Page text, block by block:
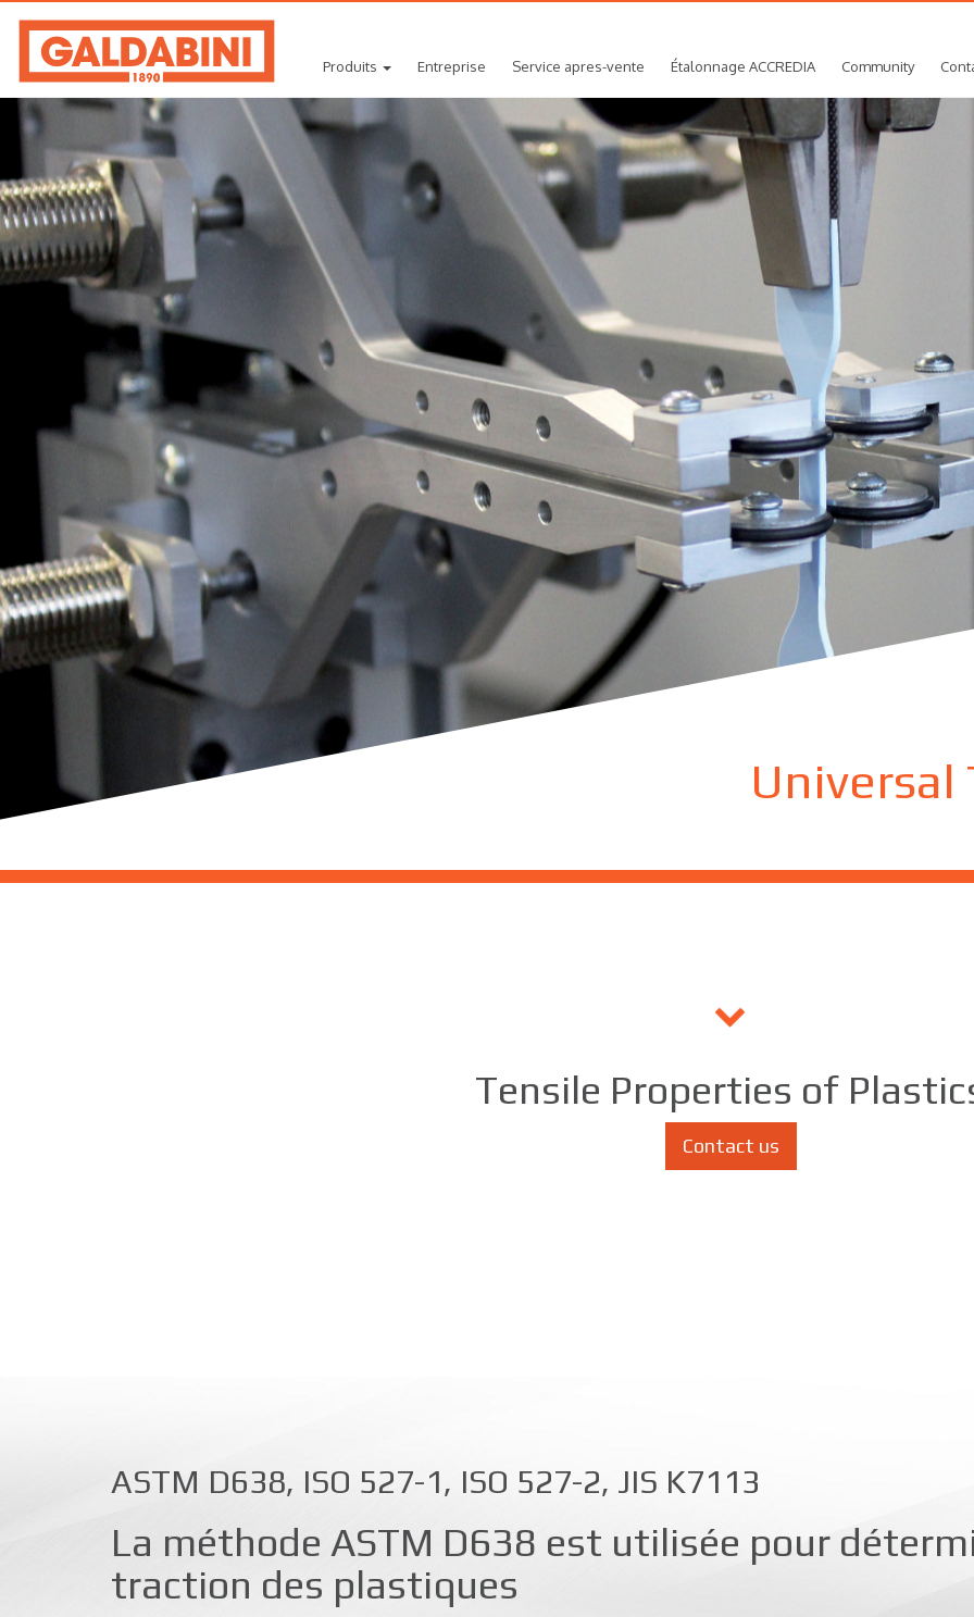
Produits Entreprise Service apres-vente Étalonnage ACCREDIA Community
Tensile Properties of
Contact us
ASTM D638, ISO 527-1, ISO 527-2, JIS K7113
La méthode ASTM D638 est utilisée pour
traction des plastiques